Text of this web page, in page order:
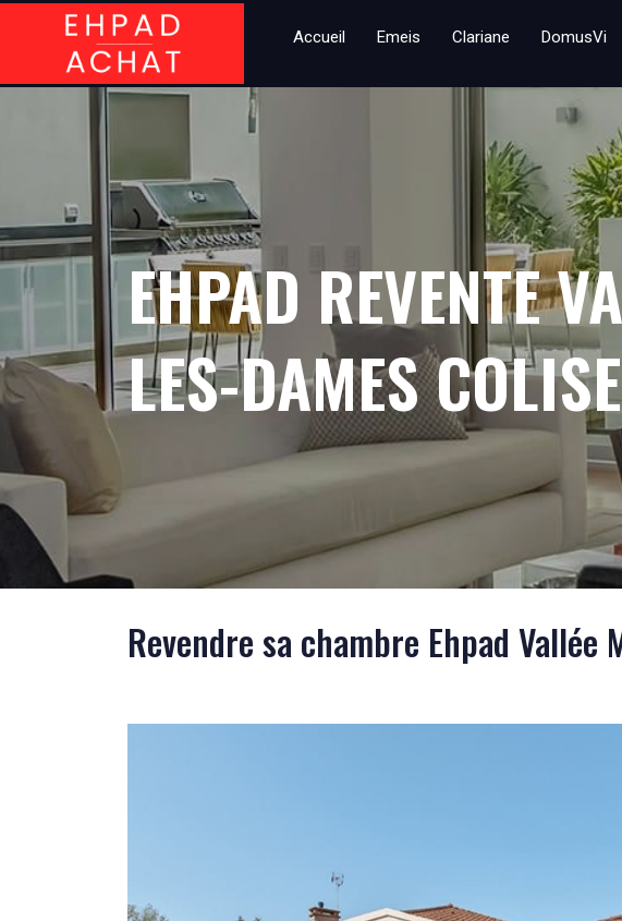
Accueil Emeis Clariane DomusVi
EHPAD REVENTE
LES-DAMES
Revendre sa chambre Ehpad Vallée